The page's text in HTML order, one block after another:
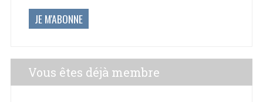
JE M'ABONNE
Vous êtes déjà membre